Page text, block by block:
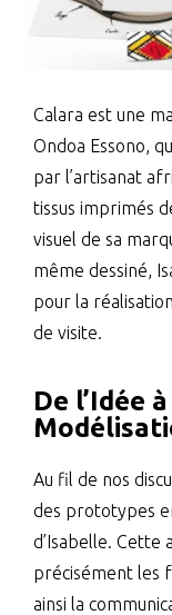
Calara est une
Ondoa Essono,
par l’artisanat
tissus imprimés
visuel de sa
même dessiné,
pour la
de visite.
De l’Idée
Au fil de nos
des prototypes
d’Isabelle. Cette
précisément les
ainsi la